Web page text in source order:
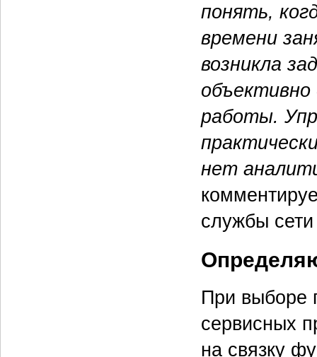
понять,
времени
возникла
работы.
нет
службы
При выборе
сервисных
на связку